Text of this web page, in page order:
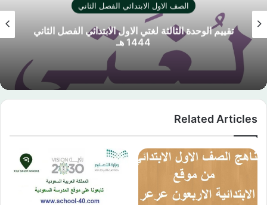
الصف الاول الابتدائي الفصل الثاني
الخطة الفصلية وسجل تجارب العملية العلوم الاول
الابتدائي الفصل الثاني 1444 هـ
Related Articles